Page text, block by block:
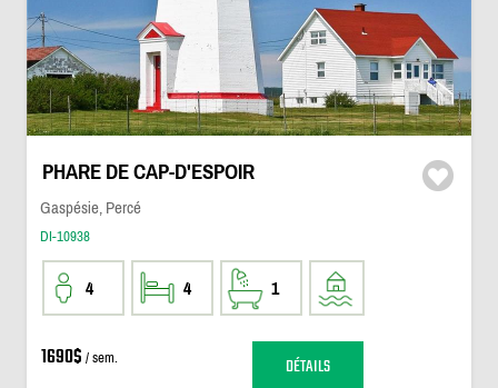
PHARE DE CAP-D'ESPOIR
Gaspésie, Percé
DI-10938
4 4 1
1690$ / sem. DÉTAILS